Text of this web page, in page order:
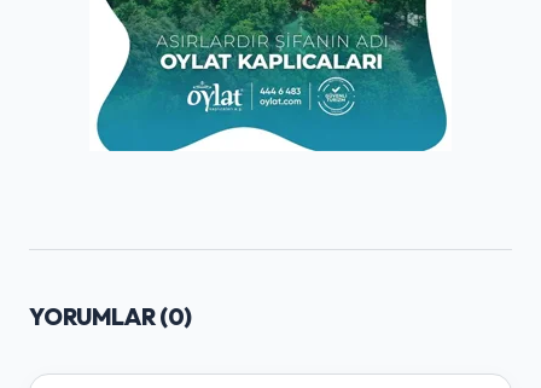
YORUMLAR (0)